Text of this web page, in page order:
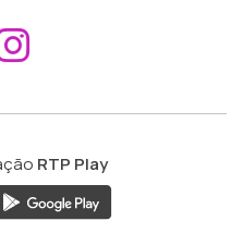
ao
RTP Play